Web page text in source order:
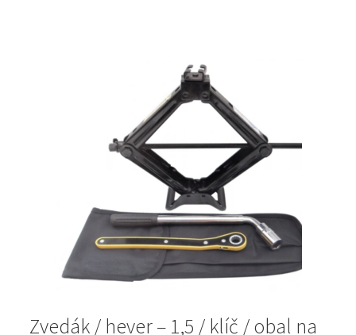
Zvedák / hever – 1,5 / klíč / obal na